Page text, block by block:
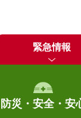
緊急情報
防災・安全・安